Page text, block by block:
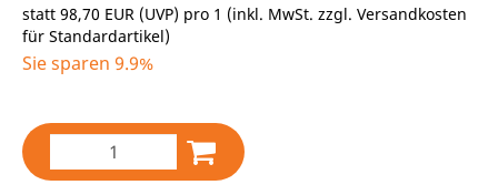
statt 98,70 EUR (UVP) pro 1 (inkl. MwSt. zzgl. Versandkosten
für Standardartikel)
Sie sparen 9.9%